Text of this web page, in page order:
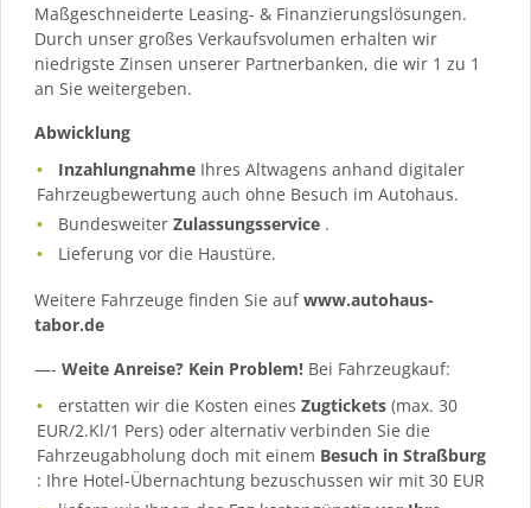
Maßgeschneiderte Leasing- & Finanzierungslösungen.
Durch unser großes Verkaufsvolumen erhalten wir
niedrigste Zinsen unserer Partnerbanken, die wir 1 zu 1
an Sie weitergeben.
Abwicklung
Inzahlungnahme Ihres Altwagens anhand digitaler
Fahrzeugbewertung auch ohne Besuch im Autohaus.
BundesweiterZulassungsservice .
Lieferung vor die Haustüre.
Weitere Fahrzeuge finden Sie aufwww.autohaus-
tabor.de
—- Weite Anreise? Kein Problem! Bei Fahrzeugkauf:
erstatten wir die Kosten einesZugtickets(max. 30
EUR/2.Kl/1 Pers) oder alternativ verbinden Sie die
Fahrzeugabholung doch mit einem Besuch in Straßburg
: Ihre Hotel-Übernachtung bezuschussen wir mit 30 EUR